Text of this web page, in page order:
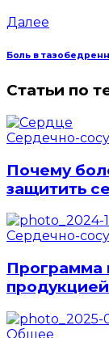
Далее
Боль в
Статьи по
Сердечно-
Почему
защитить
Сердечно-
Программа
Общее